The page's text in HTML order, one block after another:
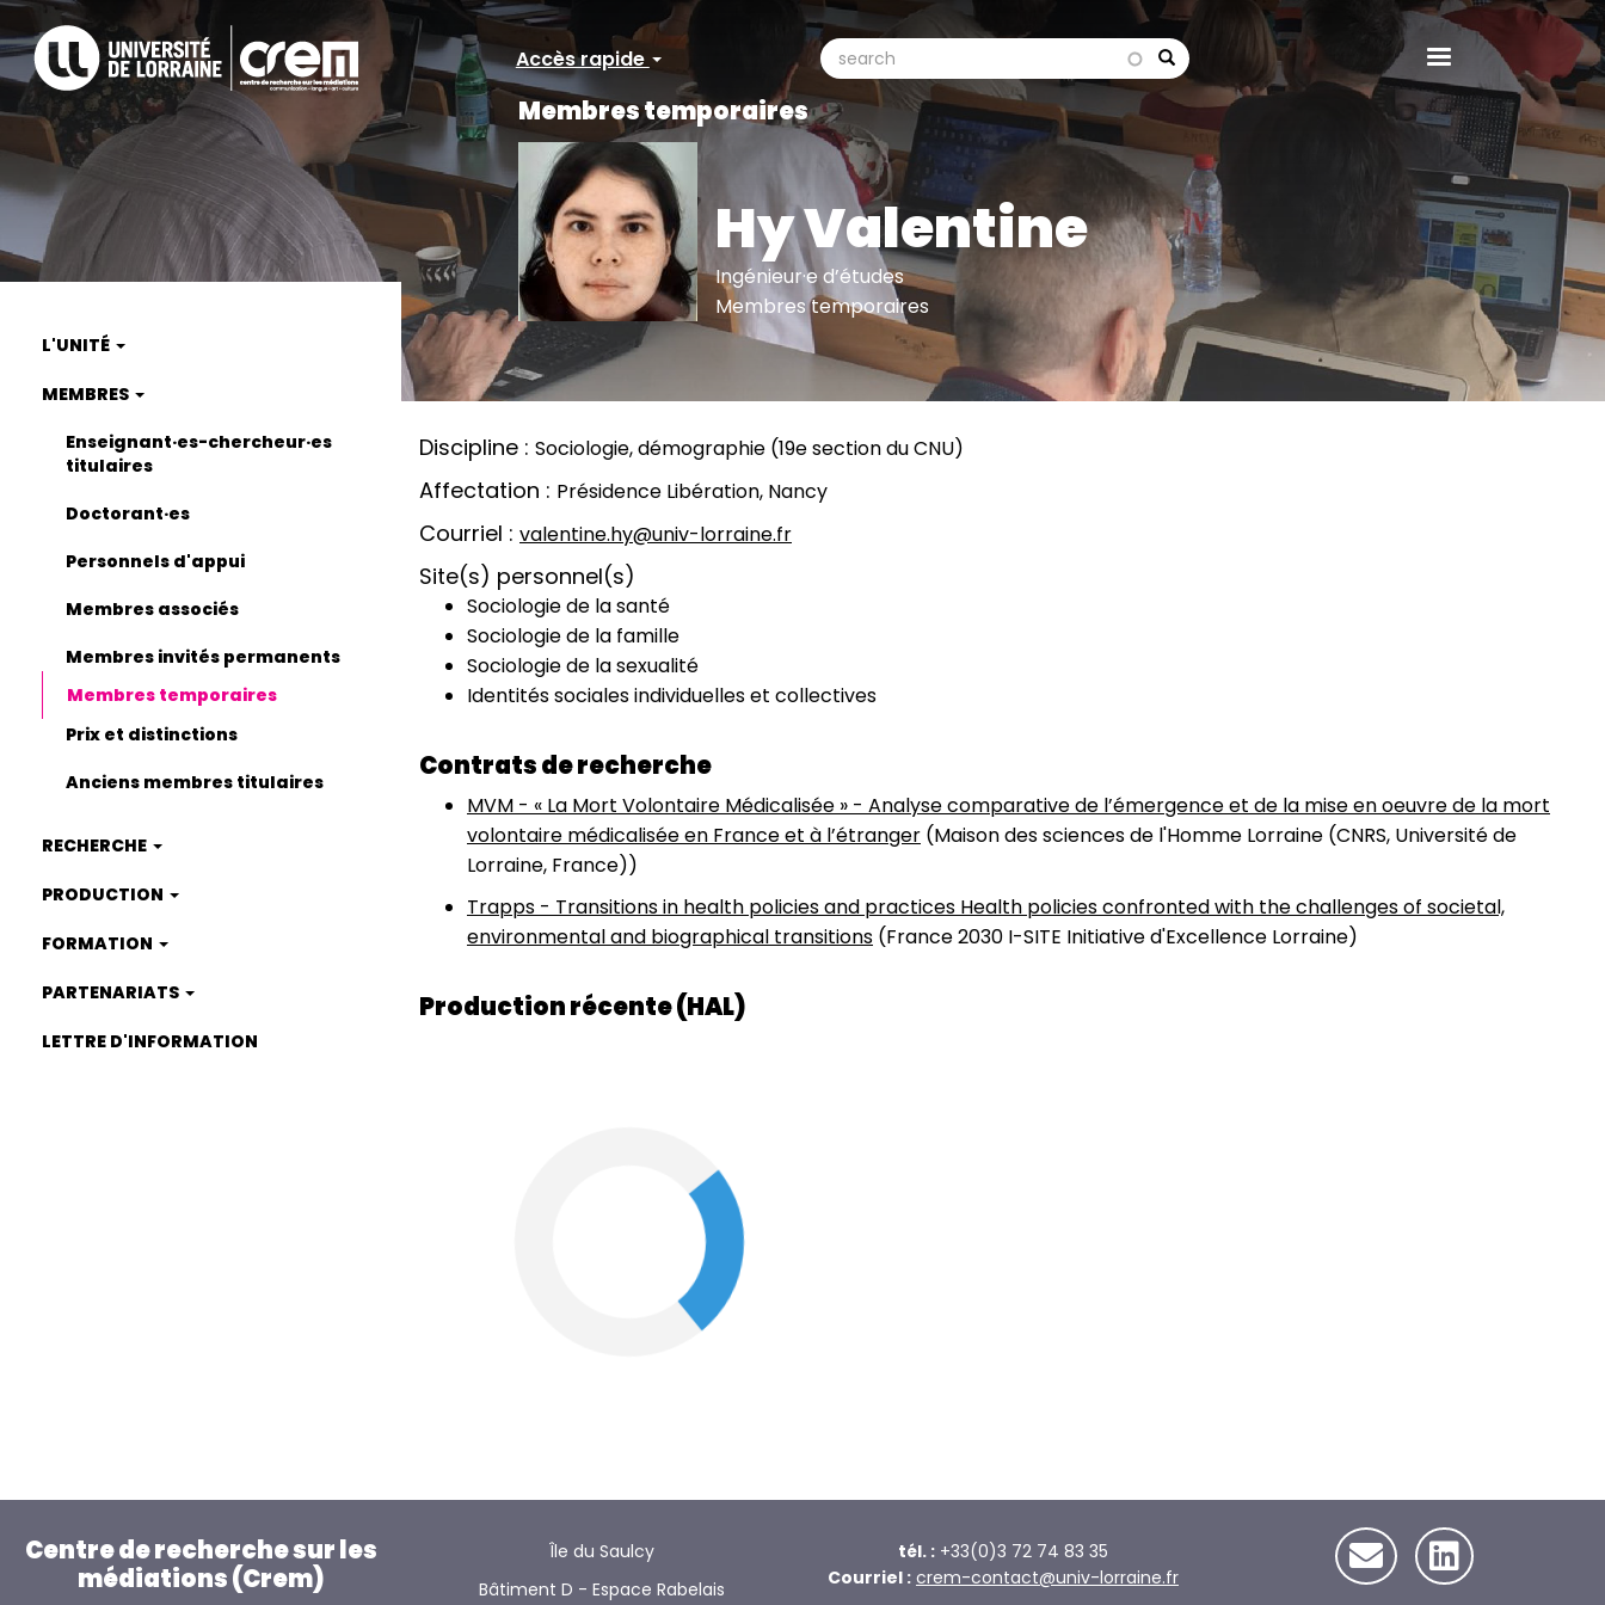
Aller
au
contenu
principal
Accès
rapide
Accès rapide
Search
search search
Membres temporaires
Hy Valentine
Ingénieur·e d’études
Membres temporaires
L'UNITÉ
MEMBRES
Enseignant·es-chercheur·es
titulaires
Doctorant·es
Personnels d'appui
Membres associés
Membres invités permanents
Membres temporaires
Prix et distinctions
Anciens membres titulaires
RECHERCHE
PRODUCTION
FORMATION
PARTENARIATS
LETTRE D'INFORMATION
Discipline Sociologie, démographie (19e section du CNU)
Affectation Présidence Libération, Nancy
Courriel valentine.hy@univ-lorraine.fr
Site(s) personnel(s)
Sociologie de la santé
Sociologie de la famille
Sociologie de la sexualité
Identités sociales individuelles et collectives
Contrats de recherche
MVM - « La Mort Volontaire Médicalisée » - Analyse comparative de l’émergence et de la mise en oeuvre de la mort
volontaire médicalisée en France et à l’étranger (Maison des sciences de l'Homme Lorraine (CNRS, Université de
Lorraine, France))
Trapps - Transitions in health policies and practices Health policies confronted with the challenges of societal,
environmental and biographical transitions (France 2030 I-SITE Initiative d'Excellence Lorraine)
Production récente (HAL)
Centre de recherche sur les
médiations (Crem)
Île du Saulcy
Bâtiment D - Espace Rabelais
tél. : +33(0)3 72 74 83 35
Courriel : crem-contact@univ-lorraine.fr